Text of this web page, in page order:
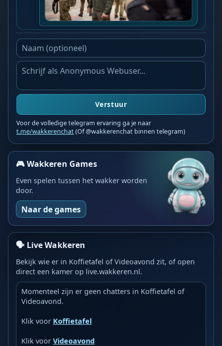
Verstuur
Voor de volledige telegram ervaring ga je naar
t.me/wakkerenchat(Of @wakkerenchat binnen telegram)
🎮 Wakkeren Games
Even spelen tussen het wakker worden
door.
Naar de games
🗣️ Live Wakkeren
Bekijk wie er in Koffietafel of Videoavond zit, of open
direct een kamer op live.wakkeren.nl.
Momenteel zijn er geen chatters in Koffietafel of
Videoavond.
Klik voor Koffietafel
Klik voorVideoavond